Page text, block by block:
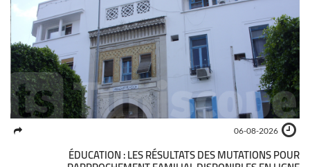
06-08-2026
ÉDUCATION : LES RÉSULTATS DES MUTATIONS POUR